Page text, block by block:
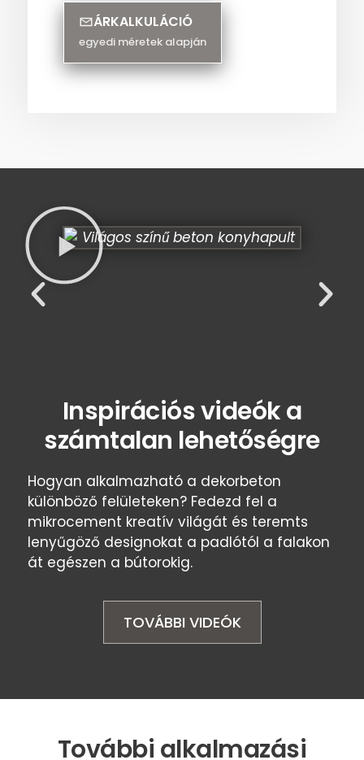
ÁRKALKULÁCIÓ
egyedi méretek alapján
Inspirációs videók a
számtalan lehetőségre
Hogyan alkalmazható a dekorbeton
különböző felületeken? Fedezd fel a
mikrocement kreatív világát és teremts
lenyűgöző designokat a padlótól a falakon
át egészen a bútorokig.
TOVÁBBI VIDEÓK
További alkalmazási